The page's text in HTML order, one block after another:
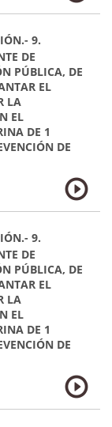
9.
DE
PÚBLICA, DE
EL
LA
EL
DE 1
DE
9.
DE
PÚBLICA, DE
EL
LA
EL
DE 1
DE